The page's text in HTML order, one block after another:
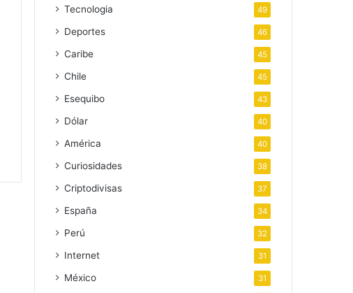
Tecnologia 49
Deportes 46
Caribe 45
Chile 45
Esequibo 43
Dólar 40
América 40
Curiosidades 38
Criptodivisas 37
España 34
Perú 32
Internet 31
México 31